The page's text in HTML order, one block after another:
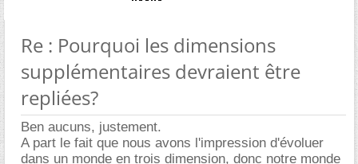
Re : Pourquoi les dimensions
supplémentaires devraient être
repliées?
Ben aucuns, justement.
A part le fait que nous avons l'impression d'évoluer
dans un monde en trois dimension, donc notre monde